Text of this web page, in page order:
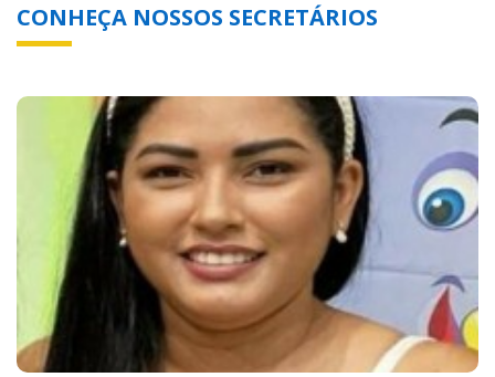
CONHEÇA NOSSOS SECRETÁRIOS